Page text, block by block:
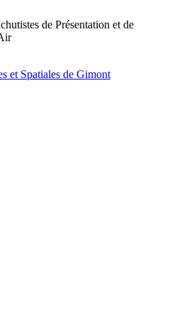
de Présentation et de
et Spatiales de Gimont